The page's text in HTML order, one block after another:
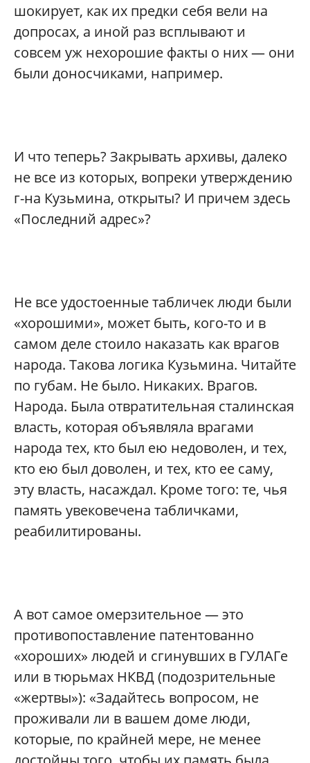
шокирует, как их предки себя вели на
допросах, а иной раз всплывают и
совсем уж нехорошие факты о них — они
были доносчиками, например.
И что теперь? Закрывать архивы, далеко
не все из которых, вопреки утверждению
г-на Кузьмина, открыты? И причем здесь
«Последний адрес»?
Не все удостоенные табличек люди были
«хорошими», может быть, кого-то и в
самом деле стоило наказать как врагов
народа. Такова логика Кузьмина. Читайте
по губам. Не было. Никаких. Врагов.
Народа. Была отвратительная сталинская
власть, которая объявляла врагами
народа тех, кто был ею недоволен, и тех,
кто ею был доволен, и тех, кто ее саму,
эту власть, насаждал. Кроме того: те, чья
память увековечена табличками,
реабилитированы.
А вот самое омерзительное — это
противопоставление патентованно
«хороших» людей и сгинувших в ГУЛАГе
или в тюрьмах НКВД (подозрительные
«жертвы»): «Задайтесь вопросом, не
проживали ли в вашем доме люди,
которые, по крайней мере, не менее